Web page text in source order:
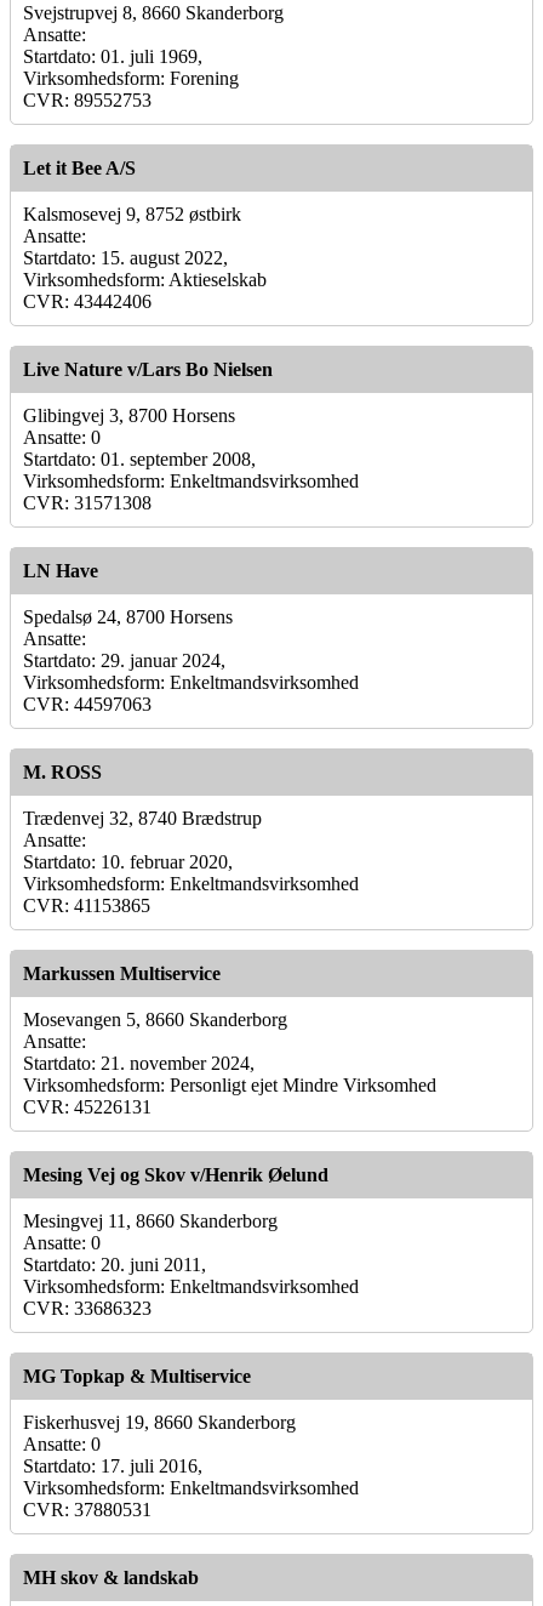
Svejstrupvej 8, 8660 Skanderborg
Ansatte:
Startdato: 01. juli 1969,
Virksomhedsform: Forening
CVR: 89552753
Let it Bee A/S
Kalsmosevej 9, 8752 østbirk
Ansatte:
Startdato: 15. august 2022,
Virksomhedsform: Aktieselskab
CVR: 43442406
Live Nature v/Lars Bo Nielsen
Glibingvej 3, 8700 Horsens
Ansatte: 0
Startdato: 01. september 2008,
Virksomhedsform: Enkeltmandsvirksomhed
CVR: 31571308
LN Have
Spedalsø 24, 8700 Horsens
Ansatte:
Startdato: 29. januar 2024,
Virksomhedsform: Enkeltmandsvirksomhed
CVR: 44597063
M. ROSS
Trædenvej 32, 8740 Brædstrup
Ansatte:
Startdato: 10. februar 2020,
Virksomhedsform: Enkeltmandsvirksomhed
CVR: 41153865
Markussen Multiservice
Mosevangen 5, 8660 Skanderborg
Ansatte:
Startdato: 21. november 2024,
Virksomhedsform: Personligt ejet Mindre Virksomhed
CVR: 45226131
Mesing Vej og Skov v/Henrik Øelund
Mesingvej 11, 8660 Skanderborg
Ansatte: 0
Startdato: 20. juni 2011,
Virksomhedsform: Enkeltmandsvirksomhed
CVR: 33686323
MG Topkap & Multiservice
Fiskerhusvej 19, 8660 Skanderborg
Ansatte: 0
Startdato: 17. juli 2016,
Virksomhedsform: Enkeltmandsvirksomhed
CVR: 37880531
MH skov & landskab